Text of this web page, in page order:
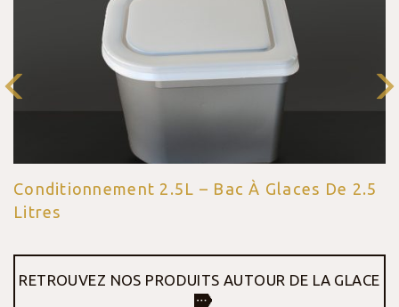
Conditionnement 2.5L – Bac À Glaces De 2.5
Litres
RETROUVEZ NOS PRODUITS AUTOUR DE LA GLACE